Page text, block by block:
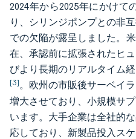
2024年から2025年にかけて
り、シリンジポンプとの非
での欠陥が露呈しました。
在、承認前に拡張されたヒ
びより長期のリアルタイム
[3]。欧州の市販後サーベイ
増大させており、小規模サ
います。大手企業は全社的
応しており、新製品投入ス